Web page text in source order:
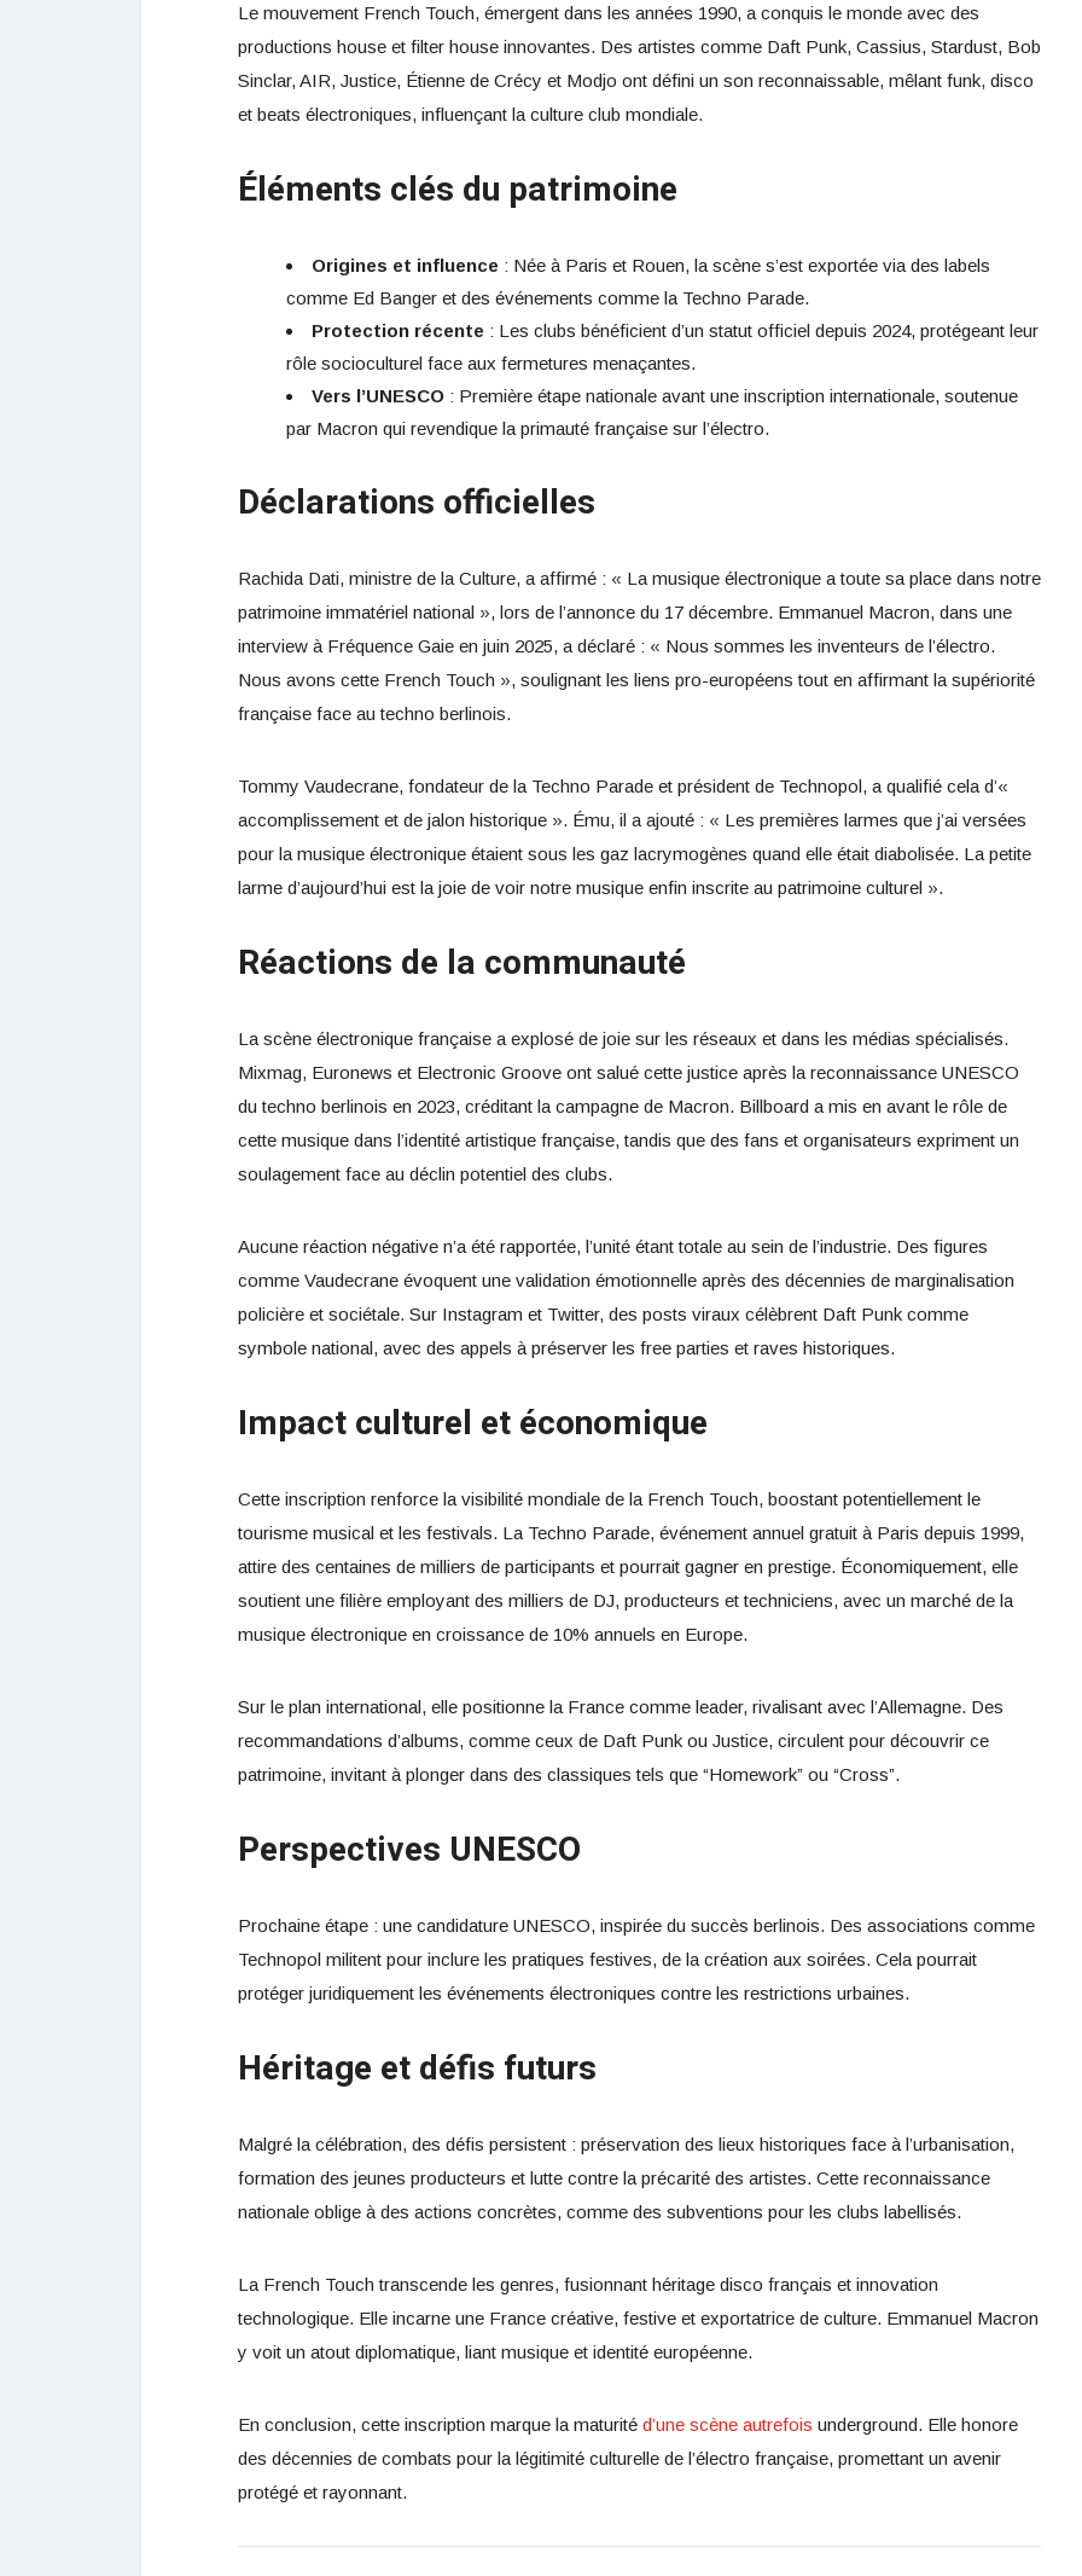
Le mouvement French Touch, émergent dans les années 1990, a conquis le monde avec des
productions house et filter house innovantes. Des artistes comme Daft Punk, Cassius, Stardust, Bob
Sinclar, AIR, Justice, Étienne de Crécy et Modjo ont défini un son reconnaissable, mêlant funk, disco
et beats électroniques, influençant la culture club mondiale.
Éléments clés du patrimoine
Origines et influence : Née à Paris et Rouen, la scène s’est exportée via des labels
comme Ed Banger et des événements comme la Techno Parade.
Protection récente : Les clubs bénéficient d’un statut officiel depuis 2024, protégeant leur
rôle socioculturel face aux fermetures menaçantes.
Vers l’UNESCO : Première étape nationale avant une inscription internationale, soutenue
par Macron qui revendique la primauté française sur l’électro.
Déclarations officielles
Rachida Dati, ministre de la Culture, a affirmé : « La musique électronique a toute sa place dans notre
patrimoine immatériel national », lors de l’annonce du 17 décembre. Emmanuel Macron, dans une
interview à Fréquence Gaie en juin 2025, a déclaré : « Nous sommes les inventeurs de l’électro.
Nous avons cette French Touch », soulignant les liens pro-européens tout en affirmant la supériorité
française face au techno berlinois.
Tommy Vaudecrane, fondateur de la Techno Parade et président de Technopol, a qualifié cela d’«
accomplissement et de jalon historique ». Ému, il a ajouté : « Les premières larmes que j’ai versées
pour la musique électronique étaient sous les gaz lacrymogènes quand elle était diabolisée. La petite
larme d’aujourd’hui est la joie de voir notre musique enfin inscrite au patrimoine culturel ».
Réactions de la communauté
La scène électronique française a explosé de joie sur les réseaux et dans les médias spécialisés.
Mixmag, Euronews et Electronic Groove ont salué cette justice après la reconnaissance UNESCO
du techno berlinois en 2023, créditant la campagne de Macron. Billboard a mis en avant le rôle de
cette musique dans l’identité artistique française, tandis que des fans et organisateurs expriment un
soulagement face au déclin potentiel des clubs.
Aucune réaction négative n’a été rapportée, l’unité étant totale au sein de l’industrie. Des figures
comme Vaudecrane évoquent une validation émotionnelle après des décennies de marginalisation
policière et sociétale. Sur Instagram et Twitter, des posts viraux célèbrent Daft Punk comme
symbole national, avec des appels à préserver les free parties et raves historiques.
Impact culturel et économique
Cette inscription renforce la visibilité mondiale de la French Touch, boostant potentiellement le
tourisme musical et les festivals. La Techno Parade, événement annuel gratuit à Paris depuis 1999,
attire des centaines de milliers de participants et pourrait gagner en prestige. Économiquement, elle
soutient une filière employant des milliers de DJ, producteurs et techniciens, avec un marché de la
musique électronique en croissance de 10% annuels en Europe.
Sur le plan international, elle positionne la France comme leader, rivalisant avec l’Allemagne. Des
recommandations d’albums, comme ceux de Daft Punk ou Justice, circulent pour découvrir ce
patrimoine, invitant à plonger dans des classiques tels que “Homework” ou “Cross”.
Perspectives UNESCO
Prochaine étape : une candidature UNESCO, inspirée du succès berlinois. Des associations comme
Technopol militent pour inclure les pratiques festives, de la création aux soirées. Cela pourrait
protéger juridiquement les événements électroniques contre les restrictions urbaines.
Héritage et défis futurs
Malgré la célébration, des défis persistent : préservation des lieux historiques face à l’urbanisation,
formation des jeunes producteurs et lutte contre la précarité des artistes. Cette reconnaissance
nationale oblige à des actions concrètes, comme des subventions pour les clubs labellisés.
La French Touch transcende les genres, fusionnant héritage disco français et innovation
technologique. Elle incarne une France créative, festive et exportatrice de culture. Emmanuel Macron
y voit un atout diplomatique, liant musique et identité européenne.
En conclusion, cette inscription marque la maturité d’une scène autrefois underground. Elle honore
des décennies de combats pour la légitimité culturelle de l’électro française, promettant un avenir
protégé et rayonnant.